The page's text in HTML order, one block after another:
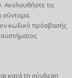
. Ακολουθήστε τις
σύντομα.
κωδικό πρόσβασής
συστήματος
κατά τη σύνδεση